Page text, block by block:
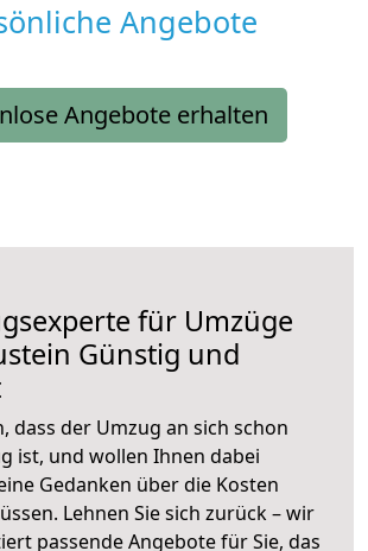
Angebote
Angebote erhalten
für Umzüge
Günstig und
dass der Umzug an sich schon
ist, und wollen Ihnen dabei
Gedanken über die Kosten
Lehnen Sie sich zurück – wir
passende Angebote für Sie, das